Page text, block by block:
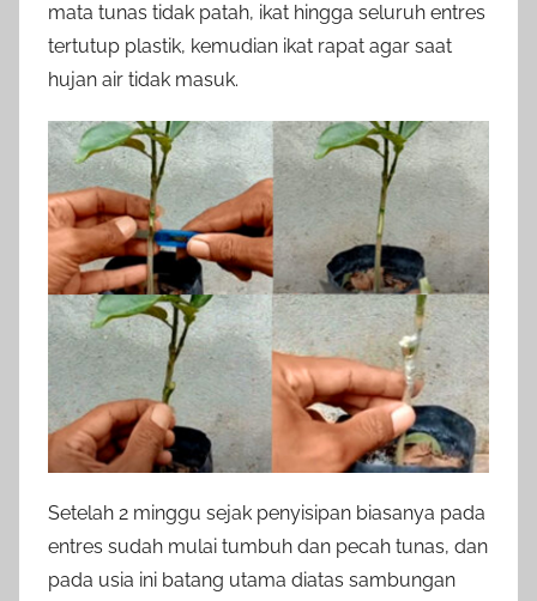
mata tunas tidak patah, ikat hingga seluruh entres
tertutup plastik, kemudian ikat rapat agar saat
hujan air tidak masuk.
Setelah 2 minggu sejak penyisipan biasanya pada
entres sudah mulai tumbuh dan pecah tunas, dan
pada usia ini batang utama diatas sambungan